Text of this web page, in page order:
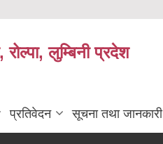
रोल्पा, लुम्बिनी प्रदेश
प्रतिवेदन सूचना तथा जानकारी